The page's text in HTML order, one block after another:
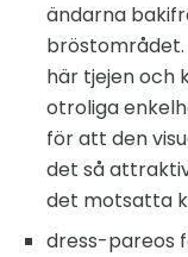
ändarna
här tjejen och
otroliga
för att den
det så
det motsatta
dress-pareos